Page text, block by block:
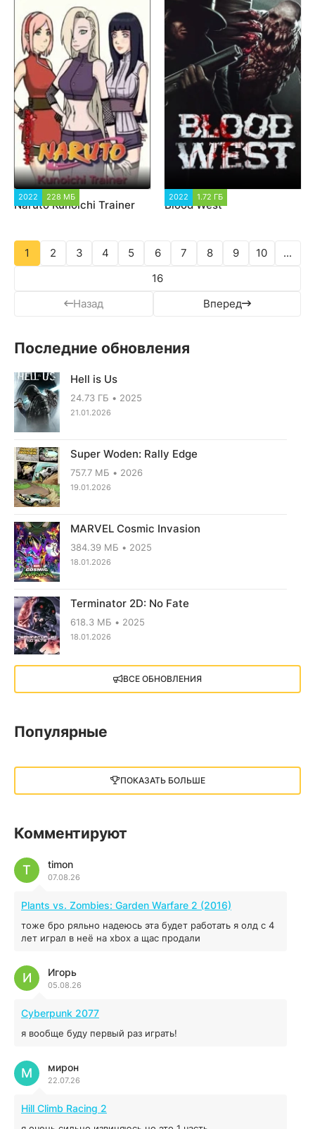
2022 228 МБ
Naruto Kunoichi Trainer
2022 1.72 ГБ
Blood West
Назад
1 2 3 4 5 6 7 8 9 10
...
16
Вперед
Последние обновления
Hell is Us
24.73 ГБ 2025
21.01.2026
Super Woden: Rally Edge
757.7 МБ 2026
19.01.2026
MARVEL Cosmic Invasion
384.39 МБ 2025
18.01.2026
Terminator 2D: No Fate
618.3 МБ 2025
18.01.2026
X4: Foundations (2018)
13.73 GB 2018
13 ГБ 2025
illWill
04.12.2025
MAFIA: THE OLD COUNTRY
44.98 ГБ 2025
04.12.2025
Red Chaos - The Strict Order
04.12.2025
16.95 ГБ
04.12.2025
ВСЕ ОБНОВЛЕНИЯ
Популярные
ПОКАЗАТЬ БОЛЬШЕ
Комментируют
timon
07.08.26
T
Plants vs. Zombies: Garden Warfare 2 (2016)
тоже бро ряльно надеюсь эта будет работать я олд с 4
лет играл в неё на xbox а щас продали
Игорь
05.08.26
И
Cyberpunk 2077
я вообще буду первый раз играть!
мирон
22.07.26
М
Hill Climb Racing 2